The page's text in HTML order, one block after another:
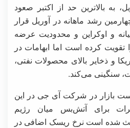
به بالاترین حد از اکتبر صعود
رشد ماهانه در آوریل قرار
و اوکراین و محدودیت عرضه
کرده است اما ابهامات در
و ذخایر بالای محصولات نفتی،
سنگینی می‌کند.
بازار در شرکت آی جی در این
برای آتش‌بس میان رژیم
شده است نرخ ریسک اضافی در